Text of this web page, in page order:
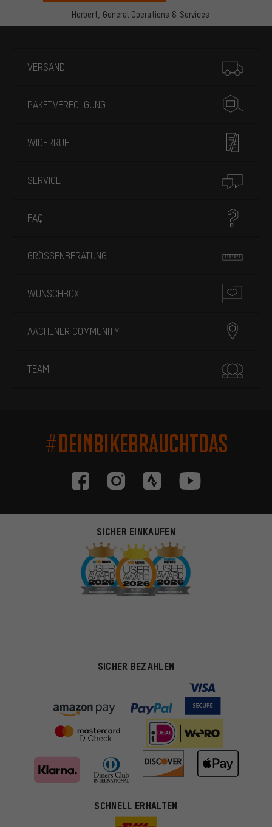
Herbert, General Operations & Services
VERSAND
PAKETVERFOLGUNG
WIDERRUF
SERVICE
FAQ
GRÖSSENBERATUNG
WUNSCHBOX
AACHENER COMMUNITY
TEAM
#DEINBIKEBRAUCHTDAS
SICHER EINKAUFEN
SICHER BEZAHLEN
SCHNELL ERHALTEN